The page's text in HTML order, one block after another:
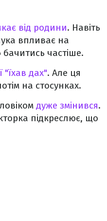
від родини. Навіть
впливає на
частіше.
"їхав дах". Але ця
на стосунках.
дуже змінився.
підкреслює, що